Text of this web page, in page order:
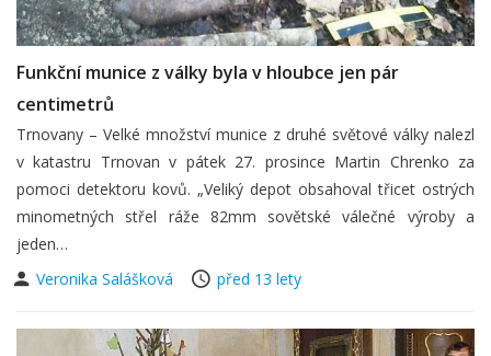
Funkční munice z války byla v hloubce jen pár
centimetrů
Trnovany – Velké množství munice z druhé světové války nalezl
v katastru Trnovan v pátek 27. prosince Martin Chrenko za
pomoci detektoru kovů. „Veliký depot obsahoval třicet ostrých
minometných střel ráže 82mm sovětské válečné výroby a
jeden…
Veronika Salášková
před 13 lety